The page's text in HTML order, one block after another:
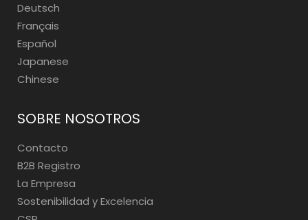
Deutsch
Français
Español
Japanese
Chinese
SOBRE NOSOTROS
Contacto
B2B Registro
La Empresa
Sostenibilidad y Excelencia